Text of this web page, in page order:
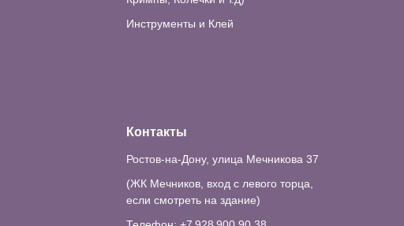
Инструменты и Клей
Контакты
Ростов-на-Дону, улица Мечникова 37
(ЖК Мечников, вход с левого торца,
если смотреть на здание)